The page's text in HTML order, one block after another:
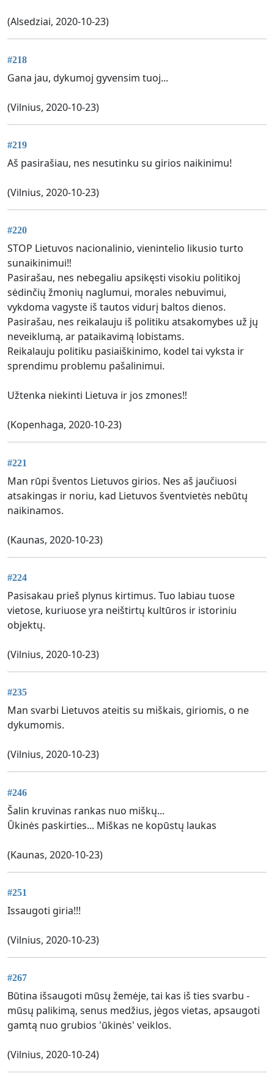
(Alsedziai, 2020-10-23)
#218
Gana jau, dykumoj gyvensim tuoj...
(Vilnius, 2020-10-23)
#219
Aš pasirašiau, nes nesutinku su girios naikinimu!
(Vilnius, 2020-10-23)
#220
STOP Lietuvos nacionalinio, vienintelio likusio turto
sunaikinimui‼️
Pasirašau, nes nebegaliu apsikęsti visokiu politikoj
sėdinčių žmonių naglumui, morales nebuvimui,
vykdoma vagyste iš tautos vidurį baltos dienos.
Pasirašau, nes reikalauju iš politiku atsakomybes už jų
neveiklumą, ar pataikavimą lobistams.
Reikalauju politiku pasiaiškinimo, kodel tai vyksta ir
sprendimu problemu pašalinimui.
Užtenka niekinti Lietuva ir jos zmones‼️
(Kopenhaga, 2020-10-23)
#221
Man rūpi šventos Lietuvos girios. Nes aš jaučiuosi
atsakingas ir noriu, kad Lietuvos šventvietės nebūtų
naikinamos.
(Kaunas, 2020-10-23)
#224
Pasisakau prieš plynus kirtimus. Tuo labiau tuose
vietose, kuriuose yra neištirtų kultūros ir istoriniu
objektų.
(Vilnius, 2020-10-23)
#235
Man svarbi Lietuvos ateitis su miškais, giriomis, o ne
dykumomis.
(Vilnius, 2020-10-23)
#246
Šalin kruvinas rankas nuo miškų...
Ūkinės paskirties... Miškas ne kopūstų laukas
(Kaunas, 2020-10-23)
#251
Issaugoti giria!!!
(Vilnius, 2020-10-23)
#267
Būtina išsaugoti mūsų žemėje, tai kas iš ties svarbu -
mūsų palikimą, senus medžius, jėgos vietas, apsaugoti
gamtą nuo grubios 'ūkinės' veiklos.
(Vilnius, 2020-10-24)